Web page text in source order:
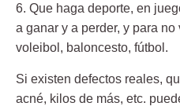
6. Que haga deporte, en
a ganar y a perder, y para
voleibol, baloncesto, fútbol.
Si existen defectos reales,
acné, kilos de más, etc.